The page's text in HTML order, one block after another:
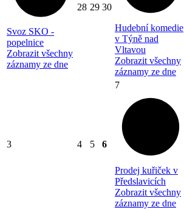
Svoz SKO -
popelnice
Zobrazit všechny
záznamy ze dne
28 29 30
Hudební komedie
v Týně nad
Vltavou
Zobrazit všechny
záznamy ze dne
3 4 5 6
7
Prodej kuřiček v
Předslavicích
Zobrazit všechny
záznamy ze dne